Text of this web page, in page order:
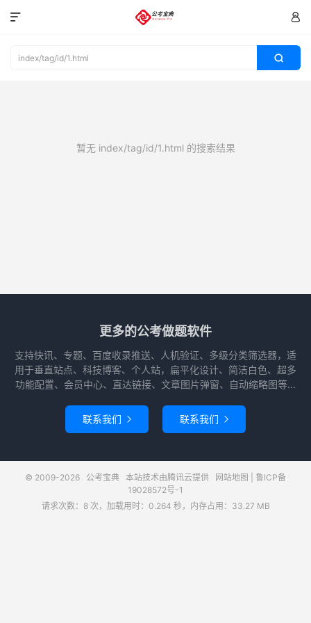



暂无 index/tag/id/1.html 的搜索结果
更多的公考做题软件
支持快讯、专题、百度收录推送、人机验证、多级分类筛选器，适
用于垂直站点、科技博客、个人站，扁平化设计、简洁白色、超多
功能配置、会员中心、直达链接、文章图片弹窗、自动缩略图等...
联系我们  联系我们 
© 2009-2026 公考宝典 本站技术由腾讯云提供 网站地图
鲁ICP备
19028572号-1
请求次数：8 次，加载用时：0.264 秒，内存占用：33.27 MB